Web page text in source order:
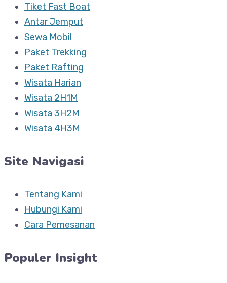
Tiket Fast Boat
Antar Jemput
Sewa Mobil
Paket Trekking
Paket Rafting
Wisata Harian
Wisata 2H1M
Wisata 3H2M
Wisata 4H3M
Site Navigasi
Tentang Kami
Hubungi Kami
Cara Pemesanan
Populer Insight